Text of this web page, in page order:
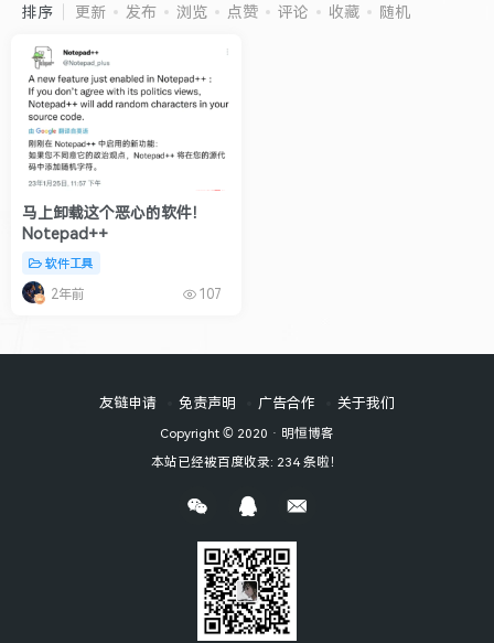
排序
更新 发布 浏览 点赞 评论 收藏 随机
马上卸载这个恶心的软件！
Notepad++
软件工具
2年前 107
友链申请 免责声明 广告合作 关于我们
Copyright © 2020 · 明恒博客
本站已经被百度收录: 234 条啦！